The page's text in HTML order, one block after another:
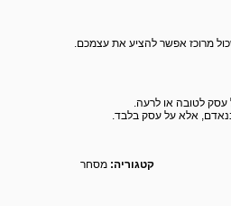
מרוכז אפשר להציע את עצמכם.
עסק לטובה או לרעה.
בנאדם, אלא על עסק בלבד.
קטגוריה: מסחר